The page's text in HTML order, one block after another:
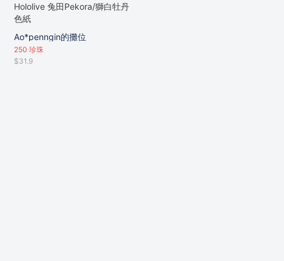
Hololive 兔田Pekora/獅白牡丹
色紙
Ao*penngin的攤位
250 珍珠
$31.9